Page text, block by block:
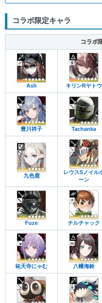
コラボ限定キャラ
コラボ
Ash キリンRヤトウ
豊川祥子 Tachanka
九色鹿
レウスSノイル
ーン
Fuze チルチャック
祐天寺にゃむ 八幡海鈴